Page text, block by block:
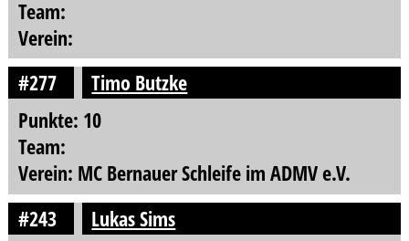
Team:
Verein:
#277
Timo Butzke
Punkte: 10
Team:
Verein: MC Bernauer Schleife im ADMV e.V.
#243
Lukas Sims